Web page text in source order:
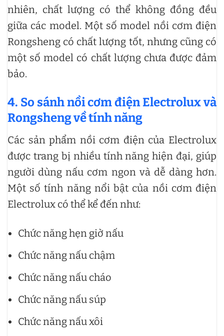
nhiên, chất lượng có thể không đồng đều
giữa các model. Một số model nồi cơm điện
Rongsheng có chất lượng tốt, nhưng cũng có
một số model có chất lượng chưa được đảm
bảo.
4. So sánh nồi cơm điện Electrolux và
Rongsheng về tính năng
Các sản phẩm nồi cơm điện của Electrolux
được trang bị nhiều tính năng hiện đại, giúp
người dùng nấu cơm ngon và dễ dàng hơn.
Một số tính năng nổi bật của nồi cơm điện
Electrolux có thể kể đến như:
Chức năng hẹn giờ nấu
Chức năng nấu chậm
Chức năng nấu cháo
Chức năng nấu súp
Chức năng nấu xôi